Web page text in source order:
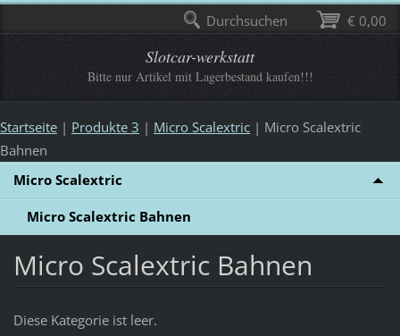
Slotcar-werkstatt
Bitte nur Artikel mit Lagerbestand kaufen!!!
Startseite | Produkte 3 | Micro Scalextric | Micro Scalextric
Bahnen
Micro Scalextric
Micro Scalextric Bahnen
Micro Scalextric Bahnen
Diese Kategorie ist leer.
€ 0,00
Durchsuchen